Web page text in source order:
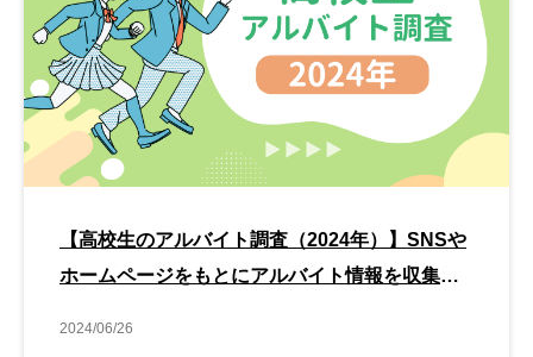
【高校生のアルバイト調査（2024年）】SNSや
ホームページをもとにアルバイト情報を収集す
2024/06/26